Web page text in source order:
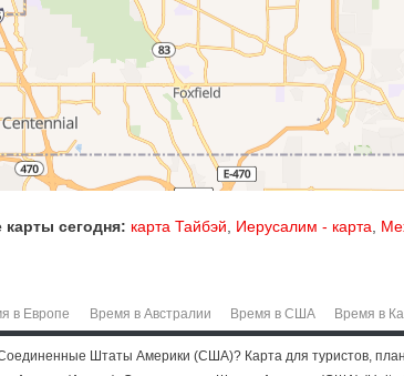
сегодня: карта Тайбэй Иерусалим - карта
в Европе Время в Австралии Время в США Время в
Штаты Америки (США)? Карта для туристов, план